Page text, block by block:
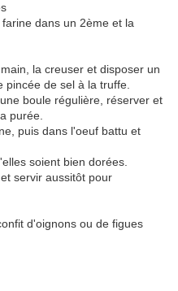
dans un 2ème et la
la creuser et disposer un
de sel à la truffe.
boule régulière, réserver et
purée.
puis dans l'oeuf battu et
soient bien dorées.
servir aussitôt pour
d'oignons ou de figues